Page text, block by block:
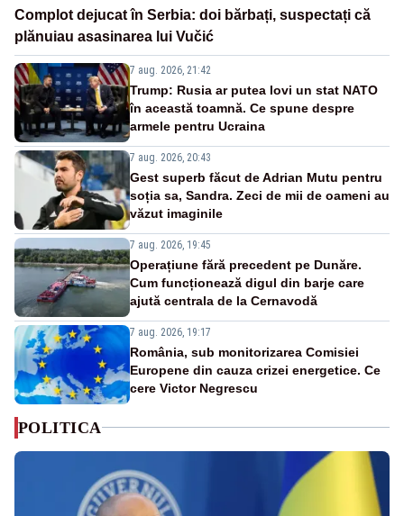
Complot dejucat în Serbia: doi bărbați, suspectați că
plănuiau asasinarea lui Vučić
7 aug. 2026, 21:42
Trump: Rusia ar putea lovi un stat NATO
în această toamnă. Ce spune despre
armele pentru Ucraina
7 aug. 2026, 20:43
Gest superb făcut de Adrian Mutu pentru
soția sa, Sandra. Zeci de mii de oameni au
văzut imaginile
7 aug. 2026, 19:45
Operațiune fără precedent pe Dunăre.
Cum funcționează digul din barje care
ajută centrala de la Cernavodă
7 aug. 2026, 19:17
România, sub monitorizarea Comisiei
Europene din cauza crizei energetice. Ce
cere Victor Negrescu
POLITICA